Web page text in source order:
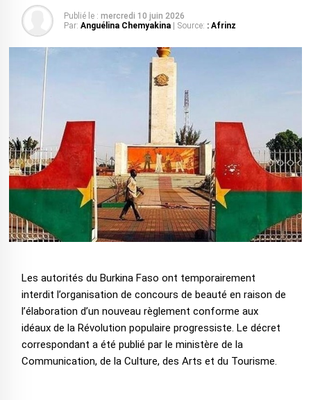
Publié le : mercredi 10 juin 2026
Par: Anguélina Chemyakina | Source: : Afrinz
Les autorités du Burkina Faso ont temporairement
interdit l’organisation de concours de beauté en raison de
l’élaboration d’un nouveau règlement conforme aux
idéaux de la Révolution populaire progressiste. Le décret
correspondant a été publié par le ministère de la
Communication, de la Culture, des Arts et du Tourisme.